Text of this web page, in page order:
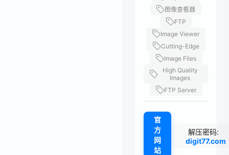
图像查看器
FTP
Image Viewer
Cutting-Edge
Image Files
High Quality
Images
FTP Server
官
方
网
站
解压密码:
digit77.com